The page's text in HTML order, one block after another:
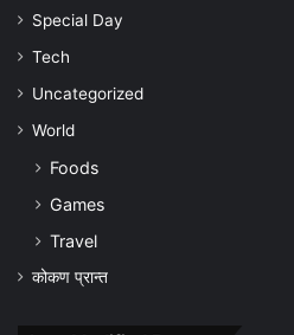
Special Day
Tech
Uncategorized
World
Foods
Games
Travel
कोकण प्रान्त